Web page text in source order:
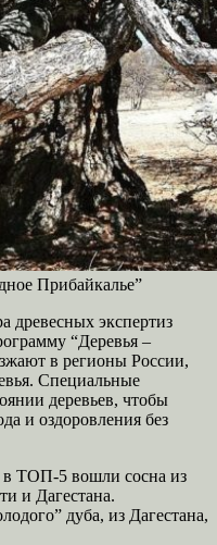
Прибайкалье”
древесных экспертиз
“Деревья –
в регионы России,
Специальные
деревьев, чтобы
и оздоровления без
в ТОП-5 вошли сосна из
и Дагестана.
дуба, из Дагестана,